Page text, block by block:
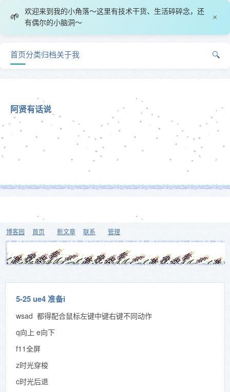
🌱
欢迎来到我的小角落～这里有技术干货、生活碎碎念，还
有偶尔的小脑洞～
×
首页 分类归档关于我 🔍
阿贤有话说
博客园 首页 新文章 联系 管理
5-25 ue4 准备i
wsad 都得配合鼠标左键中键右键不同动作
q向上 e向下
f11全屏
z时光穿梭
c时光后退